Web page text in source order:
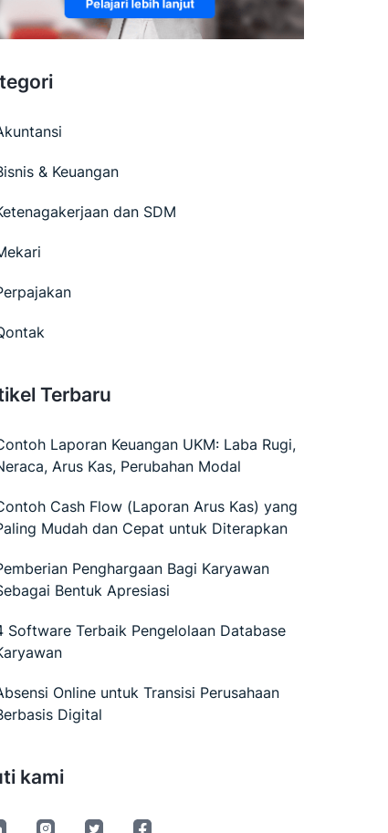
& Keuangan
dan SDM
Terbaru
Laporan Keuangan UKM: Laba Rugi,
Arus Kas, Perubahan Modal
Cash Flow (Laporan Arus Kas) yang
Mudah dan Cepat untuk Diterapkan
Penghargaan Bagi Karyawan
Bentuk Apresiasi
Software Terbaik Pengelolaan Database
Online untuk Transisi Perusahaan
Digital
kami